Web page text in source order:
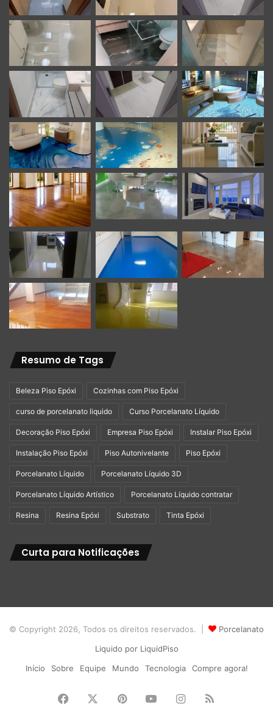
Resumo de Tags
Beleza Piso Epóxi Cozinhas com Piso Epóxi
curso de porcelanato liquido Curso Porcelanato Líquido
Decoração Piso Epóxi Empresa Piso Epóxi Instalar Piso Epóxi
Instalação Piso Epóxi Piso Autonivelante Piso Epóxi
Porcelanato Líquido Porcelanato Líquido 3D
Porcelanato Líquido Artístico Porcelanato Líquido contratar
Resina Resina Epóxi Substrato Tinta Epóxi
Curta para Notificações
© Copyright 2026, Todos os direitos reservados. |
Porcelanato
Liquido por LiquidPiso
Início
Sobre Equipe Mundo Tecnologia Compre agora!
Facebook PinterestYouTubeInstagram
RSS